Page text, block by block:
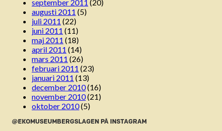
september 2011 (20)
augusti 2011 (5)
juli 2011 (22)
juni 2011 (11)
maj 2011 (18)
april 2011 (14)
mars 2011 (26)
februari 2011 (23)
januari 2011 (13)
december 2010(16)
november 2010(21)
oktober 2010(5)
@EKOMUSEUMBERGSLAGEN PÅ INSTAGRAM